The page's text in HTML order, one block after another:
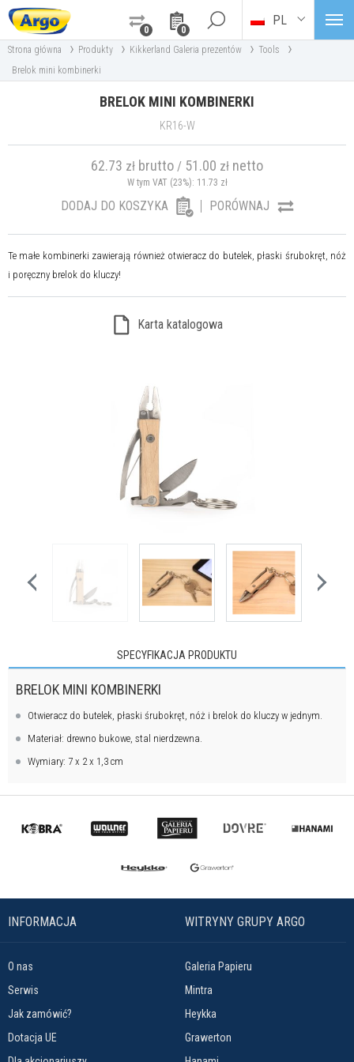
0
0
PL
Strona główna › Produkty › Kikkerland Galeria prezentów › Tools ›
Brelok mini kombinerki
BRELOK MINI KOMBINERKI
KR16-W
62.73 zł brutto / 51.00 zł netto
W tym VAT (23%): 11.73 zł
DODAJ DO KOSZYKA PORÓWNAJ
Te małe kombinerki zawierają również otwieracz do butelek, płaski śrubokręt, nóż
i poręczny brelok do kluczy!
Karta katalogowa
SPECYFIKACJA PRODUKTU
BRELOK MINI KOMBINERKI
Otwieracz do butelek, płaski śrubokręt, nóż i brelok do kluczy w jednym.
Materiał: drewno bukowe, stal nierdzewna.
Wymiary: 7 x 2 x 1,3 cm
INFORMACJA
O nas
Serwis
Jak zamówić?
Dotacja UE
WITRYNY GRUPY ARGO
Galeria Papieru
Mintra
Heykka
Grawerton